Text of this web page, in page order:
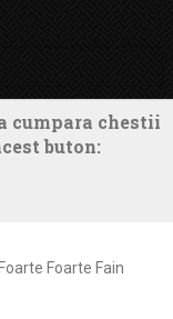
cumpara chestii
buton:
Foarte Fain